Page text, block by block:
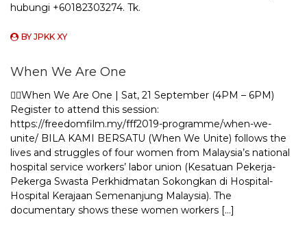
hubungi +60182303274. Tk.
BYJPKK XY
When We Are One
☝🏼When We Are One | Sat, 21 September (4PM – 6PM)
Register to attend this session:
https://freedomfilm.my/fff2019-programme/when-we-
unite/ BILA KAMI BERSATU (When We Unite) follows the
lives and struggles of four women from Malaysia’s national
hospital service workers’ labor union (Kesatuan Pekerja-
Pekerga Swasta Perkhidmatan Sokongkan di Hospital-
Hospital Kerajaan Semenanjung Malaysia). The
documentary shows these women workers […]